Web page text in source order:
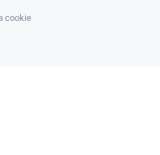
cookie